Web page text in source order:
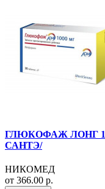
ГЛЮКОФАЖ ЛОНГ
САНТЭ/
НИКОМЕД
от 366.00 р.